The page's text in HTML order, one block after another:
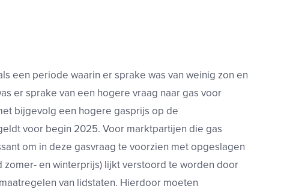
een periode waarin er sprake was van weinig zon en
er sprake van een hogere vraag naar gas voor
bijgevolg een hogere gasprijs op de
voor begin 2025. Voor marktpartijen die gas
om in deze gasvraag te voorzien met opgeslagen
en winterprijs) lijkt verstoord te worden door
van lidstaten. Hierdoor moeten